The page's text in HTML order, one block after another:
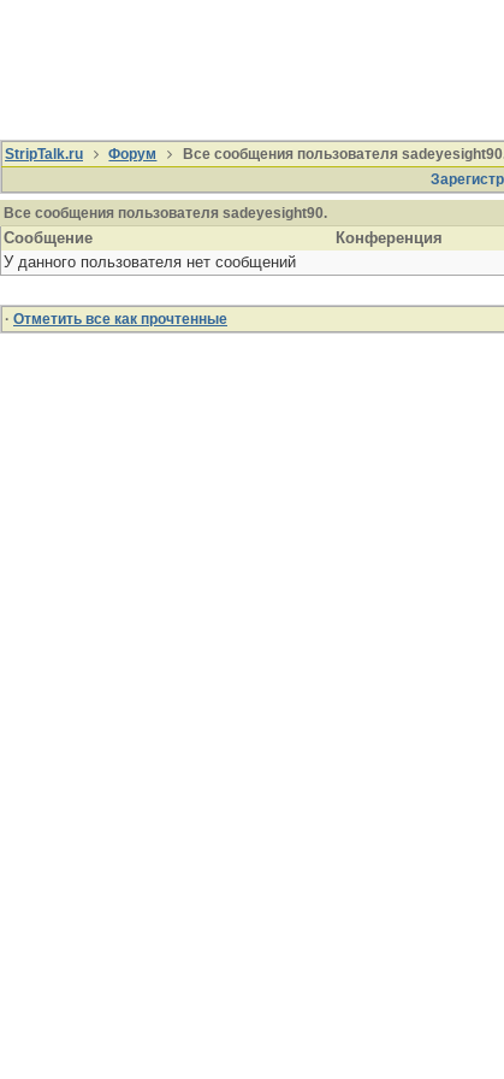
StripTalk.ru Форум
Все сообщения пользователя
Все сообщения пользователя sadeyesight90.
Сообщение Конференция
У данного пользователя нет сообщений
· Отметить все как прочтенные